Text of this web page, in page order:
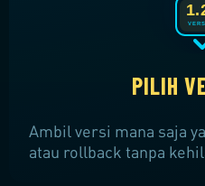
PILIH
Ambil versi mana saja
atau rollback tanpa